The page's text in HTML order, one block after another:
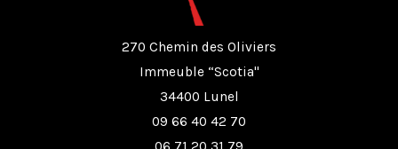
270 Chemin des Oliviers
Immeuble “Scotia"
34400 Lunel
09 66 40 42 70